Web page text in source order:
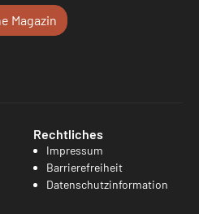
Magazin
Rechtliches
Impressum
Barrierefreiheit
Datenschutzinformation